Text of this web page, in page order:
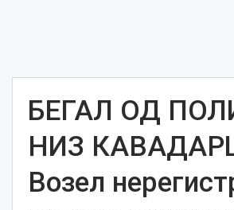
БЕГАЛ ОД
НИЗ
Возел